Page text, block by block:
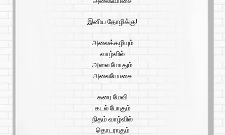
இனிய தோழிக்கு!
அலைக்கழியும்
வாழ்வில்
அலை மோதும்
அலையோசை
கரை மேவி
கடல் போகும்
நிதம் வாழ்வில்
தொடராகும்